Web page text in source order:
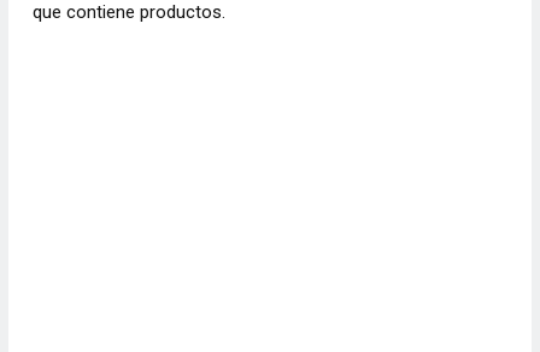
que contiene productos.